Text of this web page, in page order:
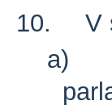
10.
V
a)